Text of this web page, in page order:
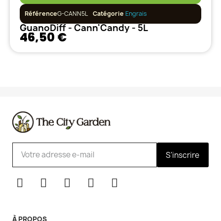
RéférenceG-CANN5L Catégorie Engrais
GuanoDiff - Cann'Candy - 5L
46,50 €
S'inscrire
À PROPOS